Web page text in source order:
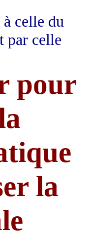
celle du
par celle
pour
la